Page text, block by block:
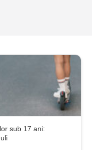
sub 17 ani: